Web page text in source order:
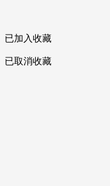
已加入收藏
已取消收藏